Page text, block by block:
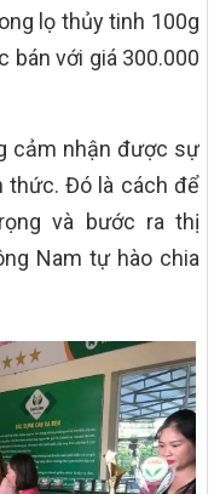
lọ thủy tinh 100g
bán với giá 300.000
cảm nhận được sự
thức. Đó là cách để
và bước ra thị
Nam tự hào chia